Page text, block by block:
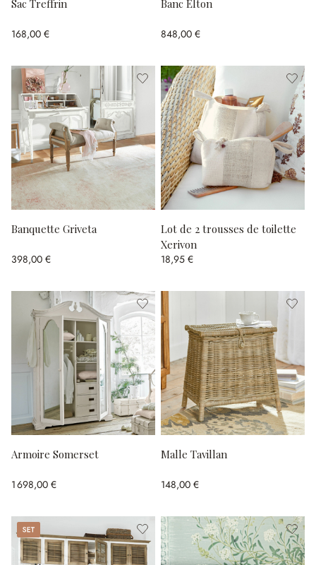
Sac Treffrin
168,00 €
Banc Elton
848,00 €
Banquette Griveta
398,00 €
Lot de 2 trousses de toilette
Xerivon
18,95 €
Armoire Somerset
1 698,00 €
Malle Tavillan
148,00 €
Set